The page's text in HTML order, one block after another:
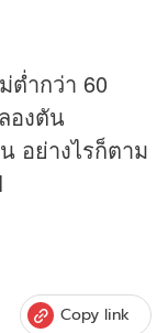
ต่ำกว่า 60
องตัน
อย่างไรก็ตาม
Copy link